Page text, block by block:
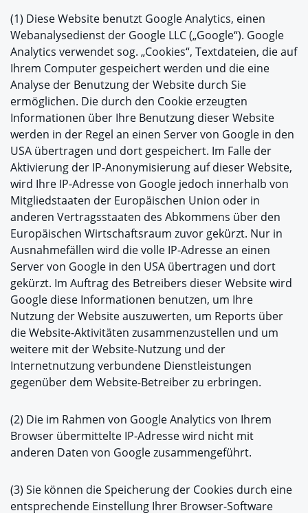
(1) Diese Website benutzt Google Analytics, einen
Webanalysedienst der Google LLC („Google“). Google
Analytics verwendet sog. „Cookies“, Textdateien, die auf
Ihrem Computer gespeichert werden und die eine
Analyse der Benutzung der Website durch Sie
ermöglichen. Die durch den Cookie erzeugten
Informationen über Ihre Benutzung dieser Website
werden in der Regel an einen Server von Google in den
USA übertragen und dort gespeichert. Im Falle der
Aktivierung der IP-Anonymisierung auf dieser Website,
wird Ihre IP-Adresse von Google jedoch innerhalb von
Mitgliedstaaten der Europäischen Union oder in
anderen Vertragsstaaten des Abkommens über den
Europäischen Wirtschaftsraum zuvor gekürzt. Nur in
Ausnahmefällen wird die volle IP-Adresse an einen
Server von Google in den USA übertragen und dort
gekürzt. Im Auftrag des Betreibers dieser Website wird
Google diese Informationen benutzen, um Ihre
Nutzung der Website auszuwerten, um Reports über
die Website-Aktivitäten zusammenzustellen und um
weitere mit der Website-Nutzung und der
Internetnutzung verbundene Dienstleistungen
gegenüber dem Website-Betreiber zu erbringen.
(2) Die im Rahmen von Google Analytics von Ihrem
Browser übermittelte IP-Adresse wird nicht mit
anderen Daten von Google zusammengeführt.
(3) Sie können die Speicherung der Cookies durch eine
entsprechende Einstellung Ihrer Browser-Software